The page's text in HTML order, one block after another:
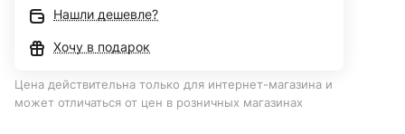
Нашли дешевле?
Хочу в подарок
Цена действительна только для интернет-магазина и
может отличаться от цен в розничных магазинах